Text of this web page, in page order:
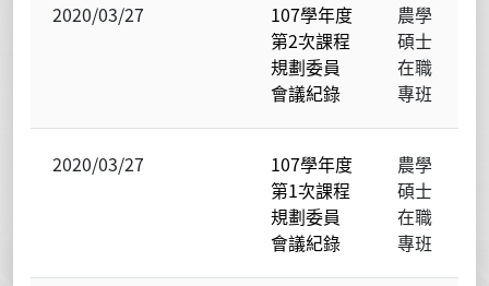
2020/03/27
107學年度
第2次課程
規劃委員
會議紀錄
農學
碩士
在職
專班
2020/03/27
107學年度
第1次課程
規劃委員
會議紀錄
農學
碩士
在職
專班